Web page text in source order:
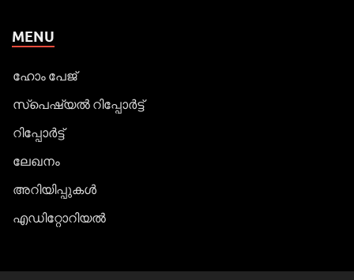
MENU
ഹോം പേജ്
സ്പെഷ്യൽ റിപ്പോര്‍ട്ട്
റിപ്പോര്‍ട്ട്
ലേഖനം
അറിയിപ്പുകള്‍
എഡിറ്റോറിയല്‍